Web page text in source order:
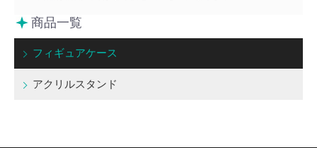
商品一覧
フィギュアケース
アクリルスタンド